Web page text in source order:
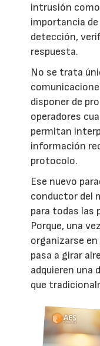
intrusión
importancia
detección,
respuesta.
No se trata
disponer de
operadores
permitan
información
protocolo.
Ese nuevo
conductor del
para todas las
Porque, una
organizarse
pasa a girar
adquieren una
que